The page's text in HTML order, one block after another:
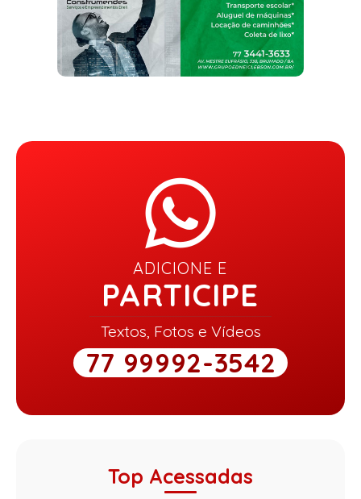
ADICIONE E
PARTICIPE
Textos, Fotos e Vídeos
77 99992-3542
Top Acessadas